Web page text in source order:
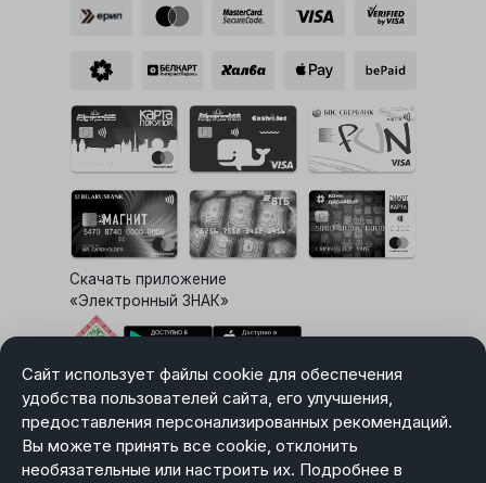
Сайт использует файлы cookie для обеспечения
удобства пользователей сайта, его улучшения,
предоставления персонализированных рекомендаций.
Вы можете принять все cookie, отклонить
необязательные или настроить их. Подробнее в
Скачать приложение
«Электронный ЗНАК»
Выбор настроек Cookie
Карта сайта